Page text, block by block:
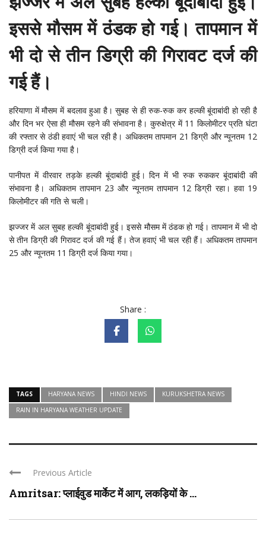
इससे मौसम में ठंडक हो गई। तापमान में
भी दो से तीन डिग्री की गिरावट दर्ज की
गई हैं।
हरियाणा में मौसम में बदलाव हुआ है। सुबह से ही रुक-रुक कर हल्की बूंदाबांदी हो रही है
और दिन भर ऐसा ही मौसम रहने की संभावना है। कुरुक्षेत्र में 11 किलोमीटर प्रति घंटा
की रफ्तार से ठंडी हवाएं भी चल रही है। अधिकतम तापमान 21 डिग्री और न्यूनतम 12
डिग्री दर्ज किया गया है।
पानीपत में वीरवार तड़के हल्की बूंदाबांदी हुई। दिन में भी रुक रुककर बूंदाबांदी की
संभावना है। अधिकतम तापमान 23 और न्यूनतम तापमान 12 डिग्री रहा। हवा 19
किलोमीटर की गति से चली।
झज्जर में अल सुबह हल्की बूंदाबांदी हुई। इससे मौसम में ठंडक हो गई। तापमान में भी दो
से तीन डिग्री की गिरावट दर्ज की गई हैं। तेज हवाएं भी चल रही हैं। अधिकतम तापमान
25 और न्यूनतम 11 डिग्री दर्ज किया गया।
Share :
TAGS HARYANA NEWS HINDI NEWS
KURUKSHETRA NEWS
RAIN IN HARYANA WEATHER UPDATE
Previous Article
Amritsar: प्लाईवुड मार्केट में आग, लकड़ियों के ...